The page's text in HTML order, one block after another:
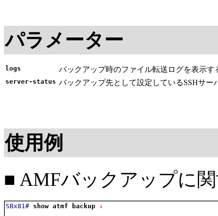
パラメーター
logs バックアップ時のファイル転送ログを表示す
server-status バックアップ先として設定しているSSHサー
使用例
■ AMFバックアップに
SBx81# show atmf backup ↓